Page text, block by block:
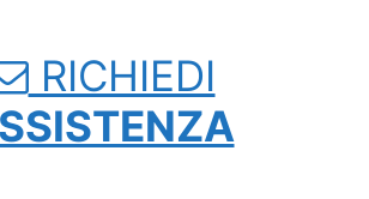
RICHIEDI